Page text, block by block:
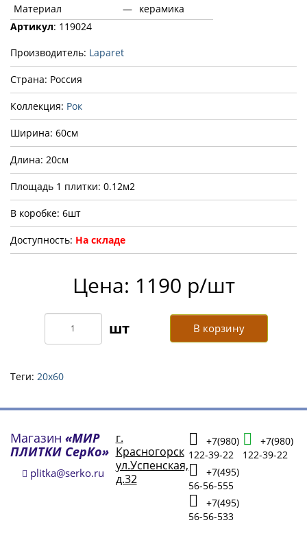
Материал
— керамика
Артикул: 119024
Производитель: Laparet
Страна: Россия
Коллекция: Рок
Ширина: 60см
Длина: 20см
Площадь 1 плитки: 0.12м2
В коробке: 6шт
Доступность: На складе
Цена: 1190 р/шт
В корзину
Теги: 20х60
Магазин «МИР
ПЛИТКИ СерКо»
plitka@serko.ru
г.
Красногорск
ул.Успенская,
д.32
+7(980)
122-39-22
+7(495)
56-56-555
+7(495)
56-56-533
+7(980)
122-39-22